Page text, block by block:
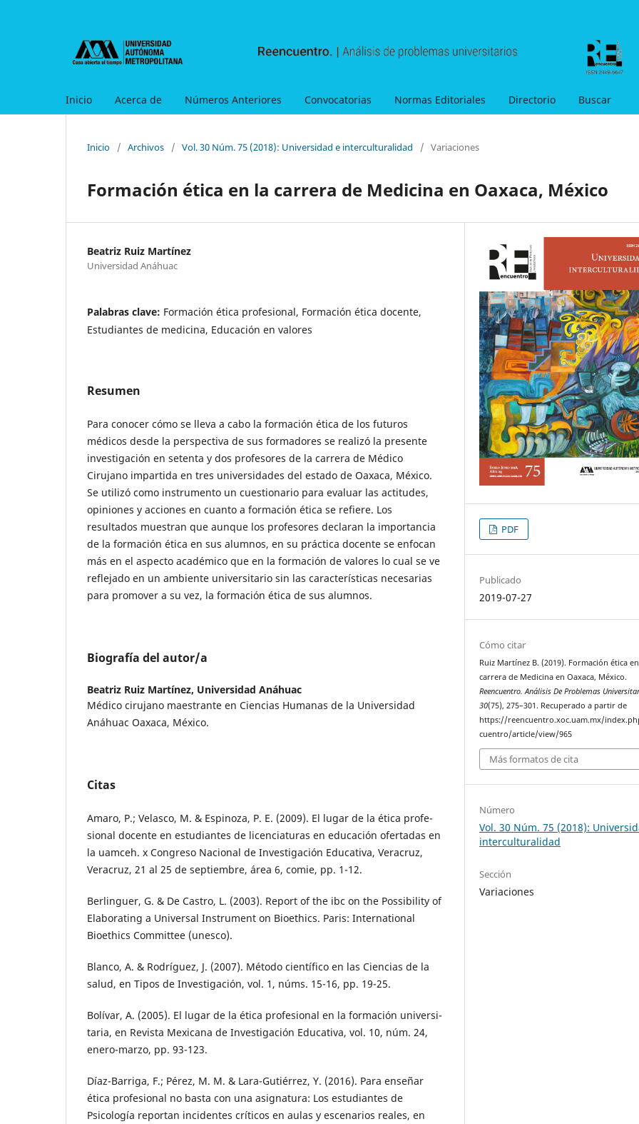
Inicio Acerca de Números Anteriores Convocatorias Normas Editoriales Directorio Buscar
Inicio / Archivos / Vol. 30 Núm. 75 (2018): Universidad e interculturalidad / Variaciones
Formación ética en la carrera de Medicina en Oaxaca, México
Beatriz Ruiz Martínez
Universidad Anáhuac
Palabras clave: Formación ética profesional, Formación ética docente,
Estudiantes de medicina, Educación en valores
Resumen
Para conocer cómo se lleva a cabo la formación ética de los futuros
médicos desde la perspectiva de sus formadores se realizó la presente
investigación en setenta y dos profesores de la carrera de Médico
Cirujano impartida en tres universidades del estado de Oaxaca, México.
Se utilizó como instrumento un cuestionario para evaluar las actitudes,
opiniones y acciones en cuanto a formación ética se refiere. Los
resultados muestran que aunque los profesores declaran la importancia
de la formación ética en sus alumnos, en su práctica docente se enfocan
más en el aspecto académico que en la formación de valores lo cual se ve
reflejado en un ambiente universitario sin las características necesarias
para promover a su vez, la formación ética de sus alumnos.
Biografía del autor/a
Beatriz Ruiz Martínez, Universidad Anáhuac
Médico cirujano maestrante en Ciencias Humanas de la Universidad
Anáhuac Oaxaca, México.
Citas
Amaro, P.; Velasco, M. & Espinoza, P. E. (2009). El lugar de la ética profe-
sional docente en estudiantes de licenciaturas en educación ofertadas en
la uamceh. x Congreso Nacional de Investigación Educativa, Veracruz,
Veracruz, 21 al 25 de septiembre, área 6, comie, pp. 1-12.
Berlinguer, G. & De Castro, L. (2003). Report of the ibc on the Possibility of
Elaborating a Universal Instrument on Bioethics. Paris: International
Bioethics Committee (unesco).
Blanco, A. & Rodríguez, J. (2007). Método científico en las Ciencias de la
salud, en Tipos de Investigación, vol. 1, núms. 15-16, pp. 19-25.
Bolívar, A. (2005). El lugar de la ética profesional en la formación universi-
taria, en Revista Mexicana de Investigación Educativa, vol. 10, núm. 24,
enero-marzo, pp. 93-123.
Díaz-Barriga, F.; Pérez, M. M. & Lara-Gutiérrez, Y. (2016). Para enseñar
ética profesional no basta con una asignatura: Los estudiantes de
Psicología reportan incidentes críticos en aulas y escenarios reales, en
PDF
Publicado
2019-07-27
Cómo citar
Ruiz Martínez B. (2019). Formación ética
carrera de Medicina en Oaxaca, México.
Reencuentro. Análisis De Problemas
30(75), 275–301. Recuperado a partir de
https://reencuentro.xoc.uam.mx/
cuentro/article/view/965
Más formatos de cita
Número
Vol. 30 Núm. 75 (2018):
interculturalidad
Sección
Variaciones